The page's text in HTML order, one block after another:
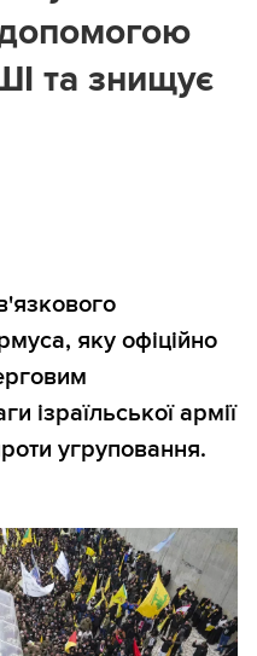
та знищує
яку офіційно
ізраїльської армії
угруповання.